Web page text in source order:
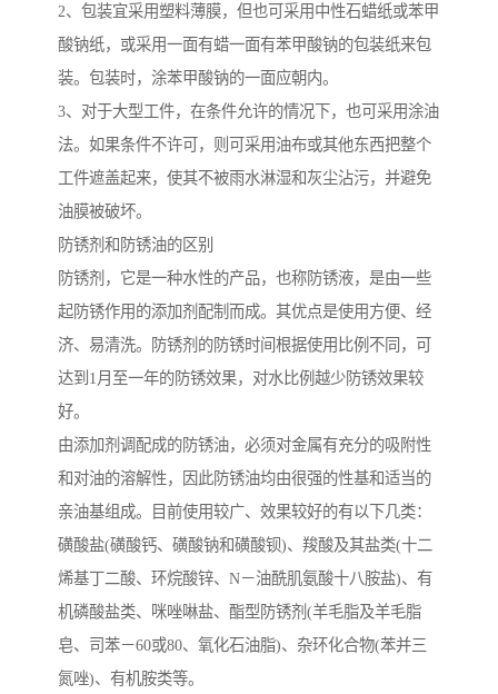
2、包装宜采用塑料薄膜，但也可采用中性石蜡纸或苯甲
酸钠纸，或采用一面有蜡一面有苯甲酸钠的包装纸来包
装。包装时，涂苯甲酸钠的一面应朝内。
3、对于大型工件，在条件允许的情况下，也可采用涂油
法。如果条件不许可，则可采用油布或其他东西把整个
工件遮盖起来，使其不被雨水淋湿和灰尘沾污，并避免
油膜被破坏。
防锈剂和防锈油的区别
防锈剂，它是一种水性的产品，也称防锈液，是由一些
起防锈作用的添加剂配制而成。其优点是使用方便、经
济、易清洗。防锈剂的防锈时间根据使用比例不同，可
达到1月至一年的防锈效果，对水比例越少防锈效果较
好。
由添加剂调配成的防锈油，必须对金属有充分的吸附性
和对油的溶解性，因此防锈油均由很强的性基和适当的
亲油基组成。目前使用较广、效果较好的有以下几类：
磺酸盐(磺酸钙、磺酸钠和磺酸钡)、羧酸及其盐类(十二
烯基丁二酸、环烷酸锌、N－油酰肌氨酸十八胺盐)、有
机磷酸盐类、咪唑啉盐、酯型防锈剂(羊毛脂及羊毛脂
皂、司苯－60或80、氧化石油脂)、杂环化合物(苯并三
氮唑)、有机胺类等。